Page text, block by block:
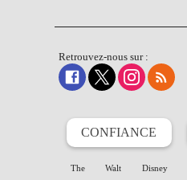
Retrouvez-nous sur :
CONFIANCE
The Walt Disney